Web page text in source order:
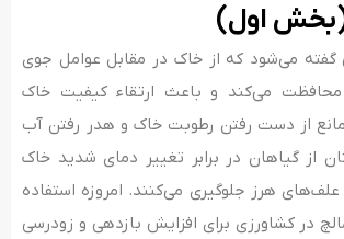
اول)
می‌شود که از خاک در مقابل عوامل جوی
محافظت می‌کند و باعث ارتقاء کیفیت خاک
از دست رفتن رطوبت خاک و هدر رفتن آب
از گیاهان در برابر تغییر دمای شدید خاک
هرز جلوگیری می‌کنند. امروزه استفاده
در کشاورزی برای افزایش بازدهی و زودرسی